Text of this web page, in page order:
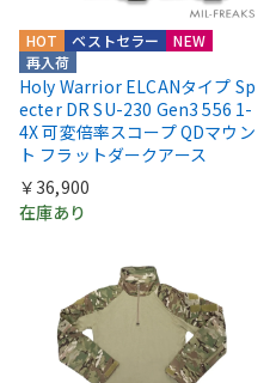
HOT
NEW
再入荷
ベストセラー
Holy Warrior ELCANタイプ Sp
ecter DR SU-230 Gen3 556 1-
4X 可変倍率スコープ QDマウン
ト フラットダークアース
￥36,900
在庫あり